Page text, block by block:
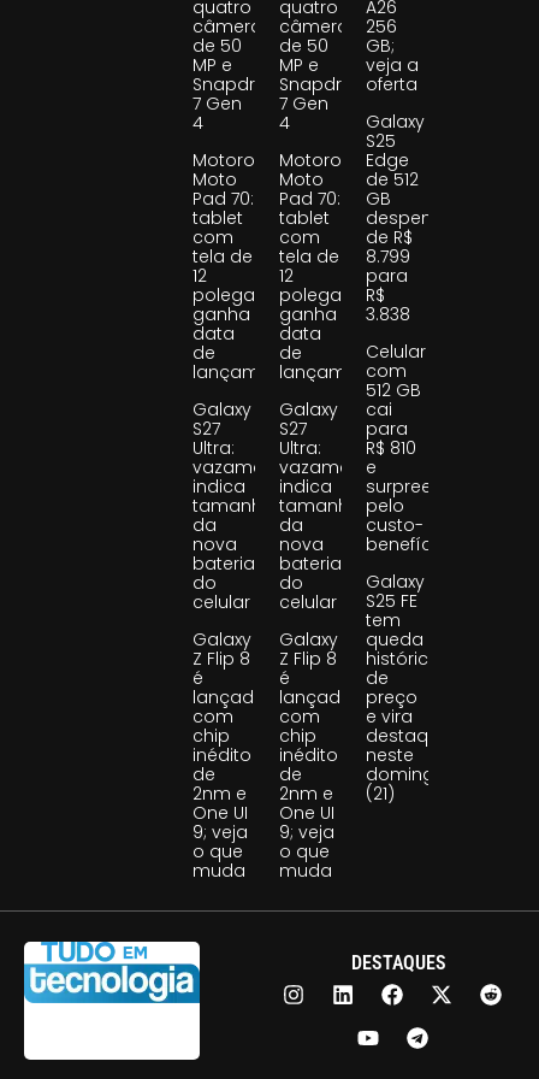
quatro
câmeras
de 50
MP e
Snapdragon
7 Gen
4
Motorola
Moto
Pad 70:
tablet
com
tela de
12
polegadas
ganha
data
de
lançamento
Galaxy
S27
Ultra:
vazamento
indica
tamanho
da
nova
bateria
do
celular
Galaxy
Z Flip 8
é
lançado
com
chip
inédito
de
2nm e
One UI
9; veja
o que
muda
quatro
câmeras
de 50
MP e
Snapdragon
7 Gen
4
Motorola
Moto
Pad 70:
tablet
com
tela de
12
polegadas
ganha
data
de
lançamento
Galaxy
S27
Ultra:
vazamento
indica
tamanho
da
nova
bateria
do
celular
Galaxy
Z Flip 8
é
lançado
com
chip
inédito
de
2nm e
One UI
9; veja
o que
muda
A26
256
GB;
veja a
oferta
Galaxy
S25
Edge
de 512
GB
despenca
de R$
8.799
para
R$
3.838
Celular
com
512 GB
cai
para
R$ 810
e
surpreende
pelo
custo-
benefício
Galaxy
S25 FE
tem
queda
histórica
de
preço
e vira
destaque
neste
domingo
(21)
DESTAQUES